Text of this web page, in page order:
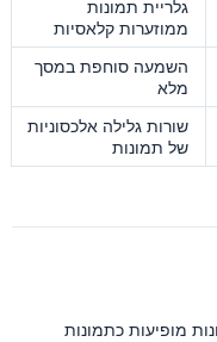
גלריית תמונות
ממוזערות קלאסיות
השמעה סוחפת במסך
מלא
שורות גלילה אלכסוניות
של תמונות
מופיעות כתמונות